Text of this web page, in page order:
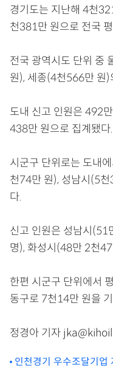
경기도는 지난해 4천
천381만 원으로 전국
전국 광역시도 단위 중
원), 세종(4천566만 원)
도내 신고 인원은 492
438만 원으로 집계됐다.
시군구 단위로는 도내
천74만 원), 성남시(5
다.
신고 인원은 성남시
명), 화성시(48만 2천
한편 시군구 단위에서
동구로 7천14만 원을
정경아 기자
인천경기 우수조달기업